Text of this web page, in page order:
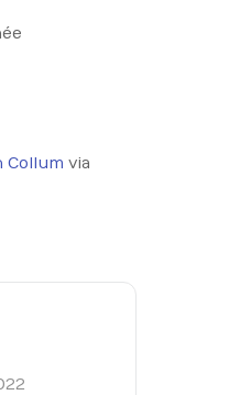
Collum via